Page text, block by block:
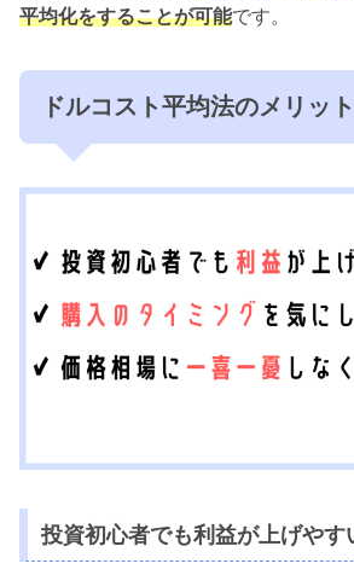
平均化をすることが可能です。
ドルコスト平均法のメリット
投資初心者でも利益が上げやす